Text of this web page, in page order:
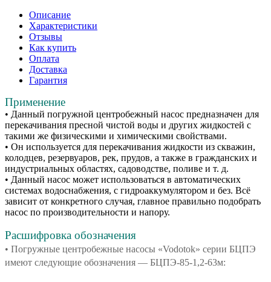
Описание
Характеристики
Отзывы
Как купить
Оплата
Доставка
Гарантия
Применение
• Данный погружной центробежный насос предназначен для
перекачивания пресной чистой воды и других жидкостей с
такими же физическими и химическими свойствами.
• Он используется для перекачивания жидкости из скважин,
колодцев, резервуаров, рек, прудов, а также в гражданских и
индустриальных областях, садоводстве, поливе и т. д.
• Данный насос может использоваться в автоматических
системах водоснабжения, с гидроаккумулятором и без. Всё
зависит от конкретного случая, главное правильно подобрать
насос по производительности и напору.
Расшифровка обозначения
• Погружные центробежные насосы «Vodotok» серии БЦПЭ
имеют следующие обозначения — БЦПЭ-85-1,2-63м: